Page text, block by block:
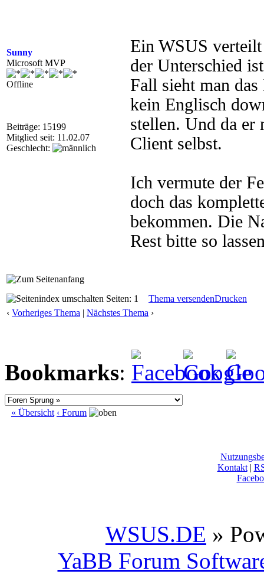
Sunny
Microsoft MVP
Offline
Beiträge: 15199
Mitglied seit: 11.02.07
Geschlecht:
Ein WSUS
der Unterschied
Fall sieht man
kein Englisch
stellen. Und da er
Client selbst.
Ich vermute der
doch das
bekommen. Die
Rest bitte so
Seiten: 1 Thema versendenDrucken
‹ Vorheriges Thema | Nächstes Thema ›
Bookmarks:
« Übersicht ‹ Forum
Kontakt|
WSUS.DE »
YaBB Forum